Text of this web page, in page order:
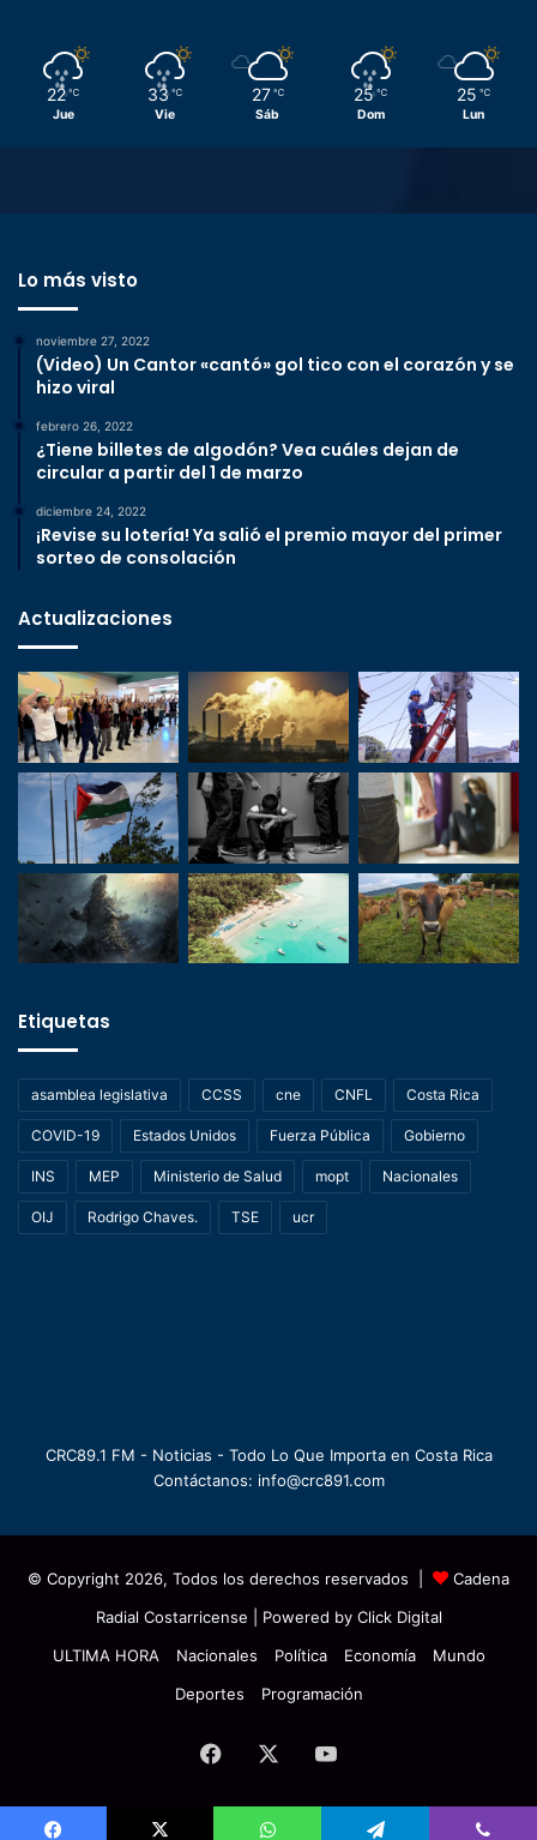
22 ℃
Jue
33 ℃
Vie
27 ℃
Sáb
25 ℃
Dom
25 ℃
Lun
Lo más visto
noviembre 27, 2022
(Video) Un Cantor «cantó» gol tico con el corazón y se
hizo viral
febrero 26, 2022
¿Tiene billetes de algodón? Vea cuáles dejan de
circular a partir del 1 de marzo
diciembre 24, 2022
¡Revise su lotería! Ya salió el premio mayor del primer
sorteo de consolación
Actualizaciones
Etiquetas
asamblea legislativa CCSS cne CNFL Costa Rica
COVID-19 Estados Unidos Fuerza Pública Gobierno
INS MEP Ministerio de Salud mopt Nacionales
OIJ Rodrigo Chaves. TSE ucr
CRC89.1 FM - Noticias - Todo Lo Que Importa en Costa Rica
Contáctanos: info@crc891.com
© Copyright 2026, Todos los derechos reservados |
Cadena
Radial Costarricense | Powered by Click Digital
ULTIMA HORA
Nacionales Política Economía
Mundo
Deportes
Programación
Facebook YouTube